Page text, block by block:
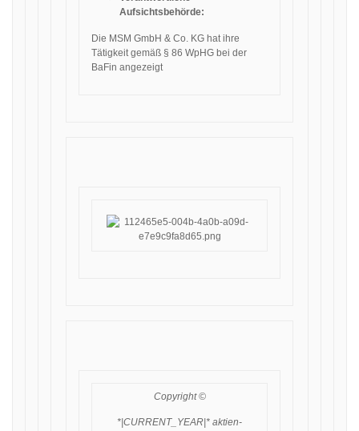
Aufsichtsbehörde:
Die MSM GmbH & Co. KG hat ihre
Tätigkeit gemäß § 86 WpHG bei der
BaFin angezeigt
Copyright ©
*|CURRENT_YEAR|* aktien-